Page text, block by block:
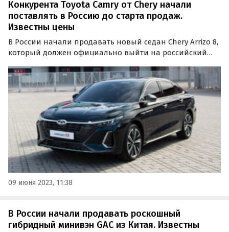
Конкурента Toyota Camry от Chery начали
поставлять в Россию до старта продаж.
Известны цены
В России начали продавать новый седан Chery Arrizo 8,
который должен официально выйти на российский
продаже таких автомобилей портал «Где и Что»
обнаружил в одном из известных классифайдов.
09 июня 2023, 11:38
В России начали продавать роскошный
гибридный минивэн GAC из Китая. Известны